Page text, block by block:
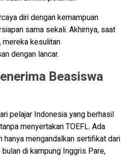
diri dengan kemampuan
sama sekali. Akhirnya, saat
mereka kesulitan
dengan lancar.
Beasiswa
pelajar Indonesia yang berhasil
menyertakan TOEFL. Ada
mengandalkan sertifikat dari
di kampung Inggris Pare,